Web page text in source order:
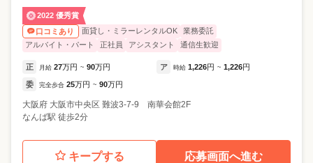
2022 優秀賞
口コミあり
面貸し・ミラーレンタルOK
業務委託
アルバイト・パート
正社員 アシスタント 通信生歓迎
正 月給 27万円 ~ 90万円 ア 時給 1,226円 ~ 1,226円
委 完全歩合 25万円 ~ 90万円
大阪府 大阪市中央区 難波3-7-9 南華会館2F
なんば駅 徒歩2分
キープする 応募画面へ進む